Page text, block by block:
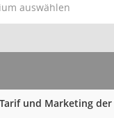
auswählen
und Marketing der